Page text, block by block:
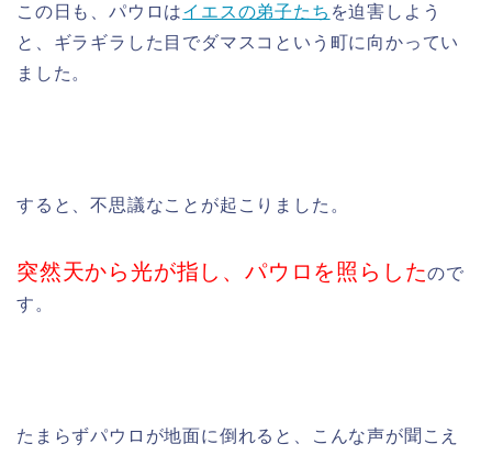
この日も、パウロはイエスの弟子たち を迫害しよう
と、ギラギラした目でダマスコという町に向かってい
ました。
すると、不思議なことが起こりました。
突然天から光が指し、パウロを照らしたので
す。
たまらずパウロが地面に倒れると、こんな声が聞こえ